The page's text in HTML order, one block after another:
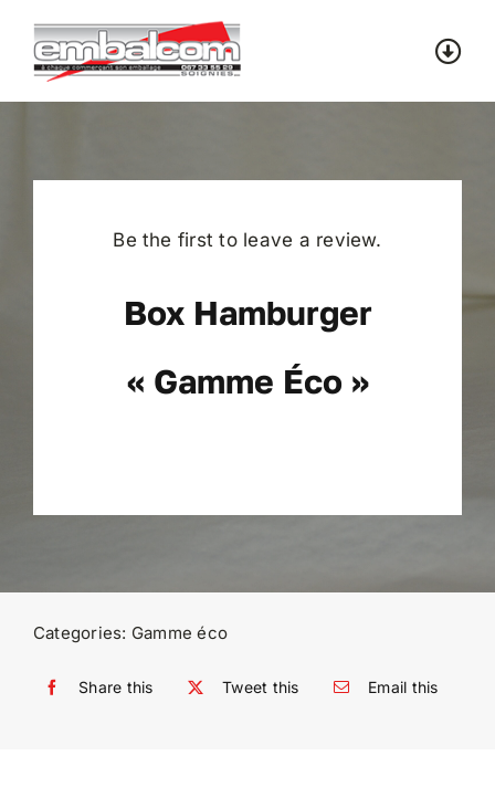
content
Be the first to leave a review.
Box Hamburger
« Gamme Éco »
Categories: Gamme éco
Share this Tweet this Email this